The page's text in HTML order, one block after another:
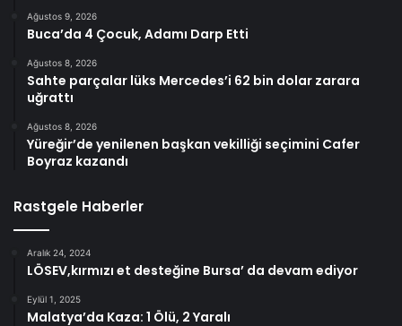
Ağustos 9, 2026
Buca’da 4 Çocuk, Adamı Darp Etti
Ağustos 8, 2026
Sahte parçalar lüks Mercedes’i 62 bin dolar zarara
uğrattı
Ağustos 8, 2026
Yüreğir’de yenilenen başkan vekilliği seçimini Cafer
Boyraz kazandı
Rastgele Haberler
Aralık 24, 2024
LÖSEV,kırmızı et desteğine Bursa’ da devam ediyor
Eylül 1, 2025
Malatya’da Kaza: 1 Ölü, 2 Yaralı